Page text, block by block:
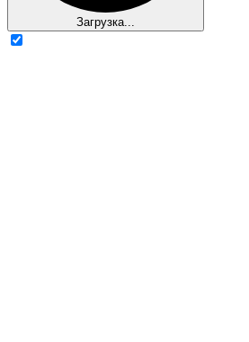
Загрузка...